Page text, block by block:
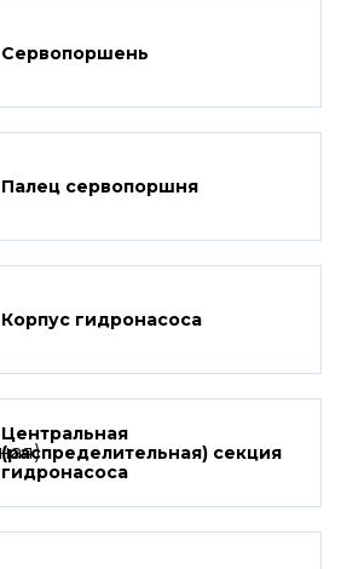
Сервопоршень
Палец сервопоршня
Корпус гидронасоса
Центральная
(распределительная) секция
гидронасоса